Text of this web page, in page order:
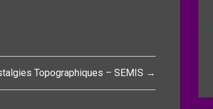
Topographiques – SEMIS →